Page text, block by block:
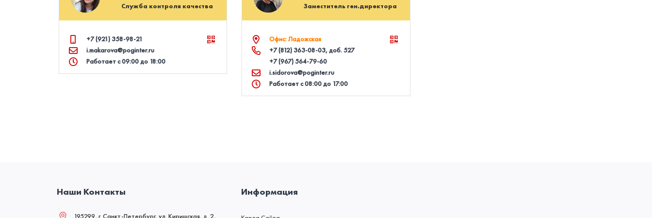
Служба контроля качества
+7 (921) 358‑98‑21
i.makarova@poginter.ru
Работает с 09:00 до 18:00
Заместитель ген.директора
Офис: Ладожская
+7 (812) 363‑08‑03, доб. 527
+7 (967) 564‑79‑60
i.sidorova@poginter.ru
Работает с 08:00 до 17:00
Наши Контакты
195299, г. Санкт-Петербург, ул. Киришская, д. 2,
Информация